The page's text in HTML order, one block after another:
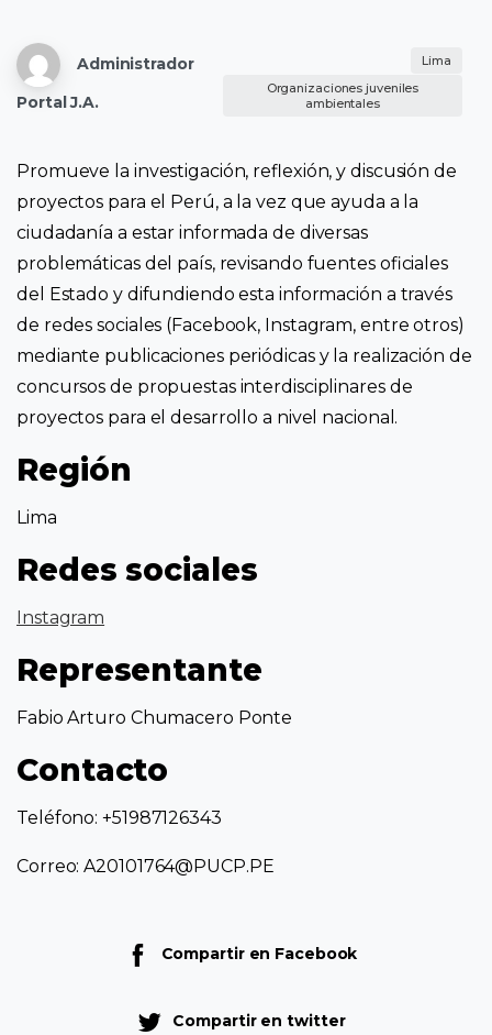
Administrador
Portal J.A.
Lima
Organizaciones juveniles
ambientales
Promueve la investigación, reflexión, y discusión de
proyectos para el Perú, a la vez que ayuda a la
ciudadanía a estar informada de diversas
problemáticas del país, revisando fuentes oficiales
del Estado y difundiendo esta información a través
de redes sociales (Facebook, Instagram, entre otros)
mediante publicaciones periódicas y la realización de
concursos de propuestas interdisciplinares de
proyectos para el desarrollo a nivel nacional.
Región
Lima
Redes sociales
Instagram
Representante
Fabio Arturo Chumacero Ponte
Contacto
Teléfono: +51987126343
Correo: A20101764@PUCP.PE
Compartir en Facebook
Compartir en twitter